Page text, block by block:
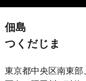
佃島
つくだじま
東京都中央区南東